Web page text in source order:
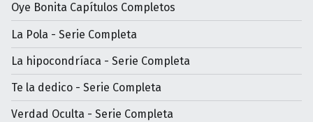
Oye Bonita Capítulos Completos
La Pola - Serie Completa
La hipocondríaca - Serie Completa
Te la dedico - Serie Completa
Verdad Oculta - Serie Completa